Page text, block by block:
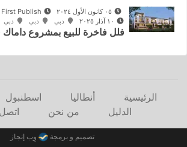
دبي دبي دبي
فلل فاخرة للبيع بمشروع
الرئيسية أنطاليا اسطنبول
الدليل
من نحن اتصل
تصميم و برمجة وِب إنجاز